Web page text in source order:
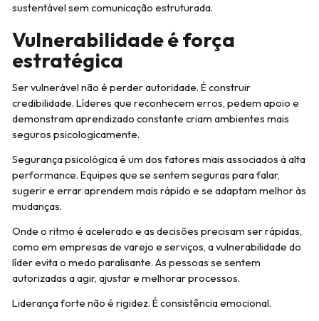
sustentável sem comunicação estruturada.
Vulnerabilidade é força
estratégica
Ser vulnerável não é perder autoridade. É construir
credibilidade. Líderes que reconhecem erros, pedem apoio e
demonstram aprendizado constante criam ambientes mais
seguros psicologicamente.
Segurança psicológica é um dos fatores mais associados à alta
performance. Equipes que se sentem seguras para falar,
sugerir e errar aprendem mais rápido e se adaptam melhor às
mudanças.
Onde o ritmo é acelerado e as decisões precisam ser rápidas,
como em empresas de varejo e serviços, a vulnerabilidade do
líder evita o medo paralisante. As pessoas se sentem
autorizadas a agir, ajustar e melhorar processos.
Liderança forte não é rigidez. É consistência emocional.